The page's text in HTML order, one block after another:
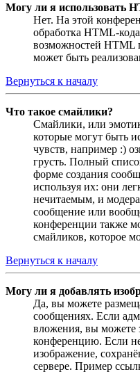
Могу ли я использовать
Нет. На этой
обработка HTML-
возможностей HTML
может быть
Вернуться к началу
Что такое смайлики?
Смайлики, или
которые могут быть
чувств, например :)
грусть. Полный
форме создания
используя их: они
нечитаемым, и
сообщение или
конференции также
смайликов, которое
Вернуться к началу
Могу ли я добавлять
Да, вы можете
сообщениях. Если
вложения, вы можете
конференцию. Если
изображение,
сервере. Пример